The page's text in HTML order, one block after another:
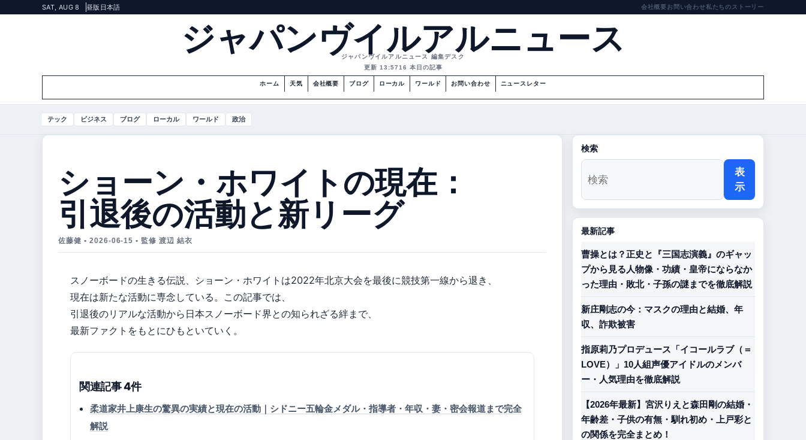
SAT, AUG 8 昼版 日本語 会社概要お問い合わせ私たちのストーリー
ジャパンヴイルアルニュース
ジャパンヴイルアルニュース 編集デスク
更新 13:5716 本日の記事
ホーム 天気 会社概要 ブログ ローカル ワールド お問い合わせ ニュースレター
テック ビジネス ブログ ローカル ワールド 政治
ショーン・ホワイトの現在：
引退後の活動と新リーグ
佐藤健 • 2026-06-15 • 監修 渡辺 結衣
スノーボードの生きる伝説、ショーン・ホワイトは2022年北京大会を最後に競技第一線から退き、
現在は新たな活動に専念している。この記事では、
引退後のリアルな活動から日本スノーボード界との知られざる絆まで、
最新ファクトをもとにひもといていく。
関連記事 4件
柔道家井上康生の驚異の実績と現在の活動｜シドニー五輪金メダル・指導者・年収・妻・密会報道まで完全
解説
検索
表
示
最新記事
曹操とは？正史と『三国志演義』のギャッ
プから見る人物像・功績・皇帝にならなか
った理由・敗北・子孫の謎までを徹底解説
新庄剛志の今：マスクの理由と結婚、年
収、詐欺被害
指原莉乃プロデュース「イコールラブ（＝
LOVE）」10人組声優アイドルのメンバ
ー・人気理由を徹底解説
【2026年最新】宮沢りえと森田剛の結婚・
年齢差・子供の有無・馴れ初め・上戸彩と
の関係を完全まとめ！